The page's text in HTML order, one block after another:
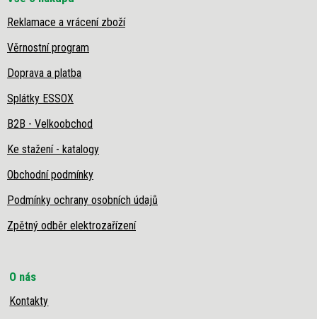
Reklamace a vrácení zboží
Věrnostní program
Doprava a platba
Splátky ESSOX
B2B - Velkoobchod
Ke stažení - katalogy
Obchodní podmínky
Podmínky ochrany osobních údajů
Zpětný odběr elektrozařízení
O nás
Kontakty